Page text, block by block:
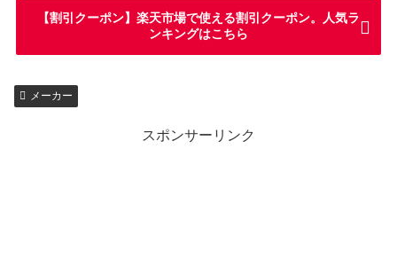
【割引クーポン】楽天市場で使える割引クーポン。人気ラ
ンキングはこちら
メーカー
スポンサーリンク